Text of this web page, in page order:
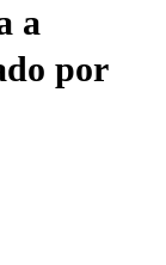
a
por